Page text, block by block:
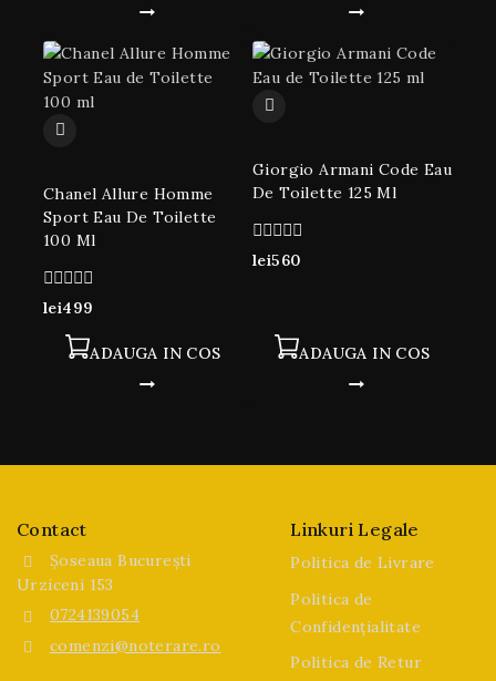
Chanel Allure Homme
Sport Eau De Toilette
100 Ml
0
lei499
ADAUGA IN COS
Giorgio Armani Code Eau
De Toilette 125 Ml
0
lei560
ADAUGA IN COS
Contact
Șoseaua București
Urziceni 153
0724139054
comenzi@noterare.ro
Linkuri Legale
Politica de Livrare
Politica de
Confidențialitate
Politica de Retur